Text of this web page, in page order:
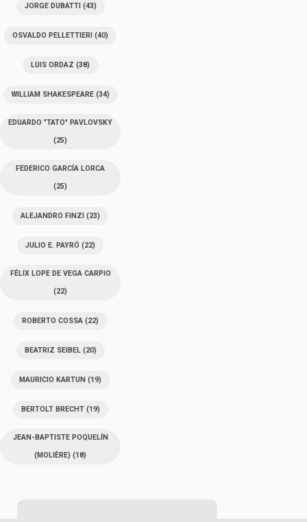
JORGE DUBATTI(43)
OSVALDO PELLETTIERI (40)
LUIS ORDAZ (38)
WILLIAM SHAKESPEARE(34)
EDUARDO "TATO" PAVLOVSKY
(25)
FEDERICO GARCÍA LORCA
(25)
ALEJANDRO FINZI (23)
JULIO E. PAYRÓ (22)
FÉLIX LOPE DE VEGA CARPIO
(22)
ROBERTO COSSA (22)
BEATRIZ SEIBEL(20)
MAURICIO KARTUN (19)
BERTOLT BRECHT(19)
JEAN-BAPTISTE POQUELÍN
(MOLIÈRE) (18)